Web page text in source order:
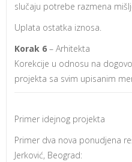
slučaju potrebe razmena
Uplata ostatka iznosa.
Korak 6– Arhitekta
Korekcije u odnosu na
projekta sa svim upisanim
Primer idejnog projekta
Primer dva nova ponudjena
Jerković, Beograd: